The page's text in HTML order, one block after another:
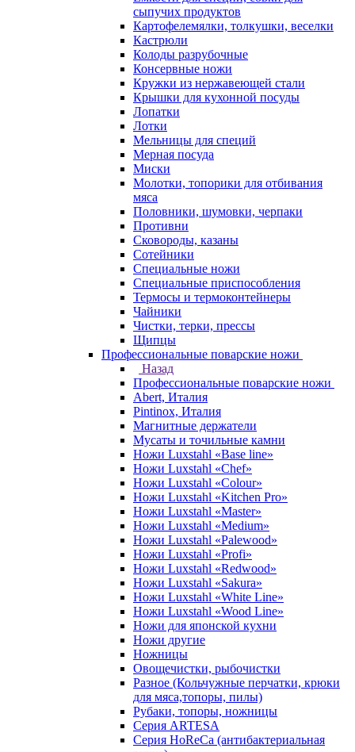
сыпучих продуктов
Картофелемялки, толкушки, веселки
Кастрюли
Колоды разрубочные
Консервные ножи
Кружки из нержавеющей стали
Крышки для кухонной посуды
Лопатки
Лотки
Мельницы для специй
Мерная посуда
Миски
Молотки, топорики для отбивания
мяса
Половники, шумовки, черпаки
Противни
Сковороды, казаны
Сотейники
Специальные ножи
Специальные приспособления
Термосы и термоконтейнеры
Чайники
Чистки, терки, прессы
Щипцы
Профессиональные поварские ножи
Назад
Профессиональные поварские ножи
Abert, Италия
Pintinox, Италия
Магнитные держатели
Мусаты и точильные камни
Ножи Luxstahl «Base line»
Ножи Luxstahl «Chef»
Ножи Luxstahl «Colour»
Ножи Luxstahl «Kitchen Pro»
Ножи Luxstahl «Master»
Ножи Luxstahl «Medium»
Ножи Luxstahl «Palewood»
Ножи Luxstahl «Profi»
Ножи Luxstahl «Redwood»
Ножи Luxstahl «Sakura»
Ножи Luxstahl «White Line»
Ножи Luxstahl «Wood Line»
Ножи для японской кухни
Ножи другие
Ножницы
Овощечистки, рыбочистки
Разное (Кольчужные перчатки, крюки
для мяса,топоры, пилы)
Рубаки, топоры, ножницы
Серия ARTESA
Серия HoReCa (антибактериальная